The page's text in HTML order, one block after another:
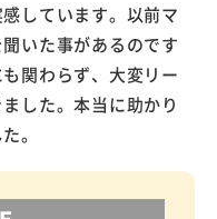
しています。以前マ
いた事があるのです
関わらず、大変リー
した。本当に助かり
。